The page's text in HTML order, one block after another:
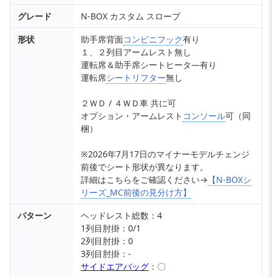
グレード
N-BOX カスタム スロープ
形状
助手席背面コンビニフック有り
１、２列目アームレスト無し
運転席＆助手席シートヒータ―有り
運転席シートリフター無し
２ＷＤ / ４ＷＤ車 共に可
オプション・アームレスト コンソール可（同
梱）
※2026年7月17日のマイナーモデルチェンジ
前後でシート形状が異なります。
詳細はこちらをご確認ください→ 【N-BOXシ
リーズ_MC前後の見分け方】
パターン
ヘッドレスト総数：4
1列目肘掛：0/1
2列目肘掛：0
3列目肘掛：-
サイドエアバッグ ：〇